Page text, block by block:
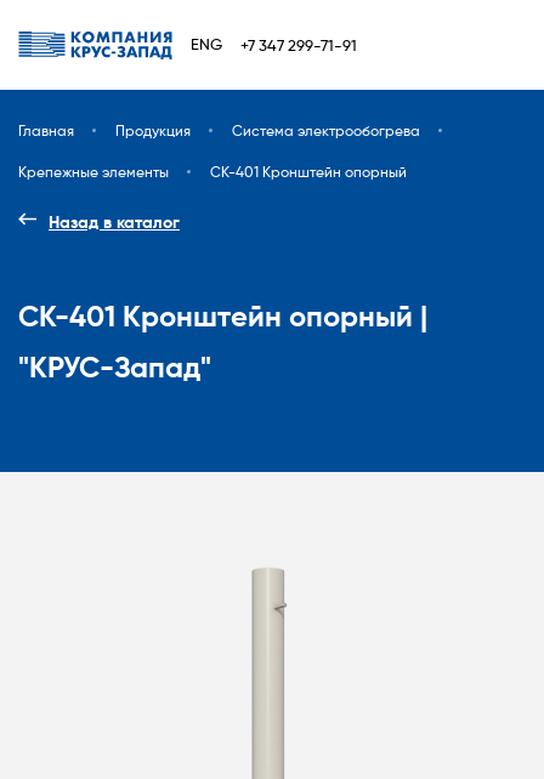
ENG +7 347 299-71-91
Главная Продукция Система электрообогрева
Крепежные элементы CK-401 Кронштейн опорный
Назад в каталог
CK-401 Кронштейн опорный |
"КРУС-Запад"